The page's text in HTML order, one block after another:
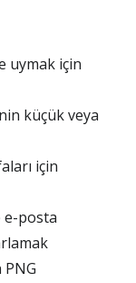
uymak için
küçük veya
için
e-posta